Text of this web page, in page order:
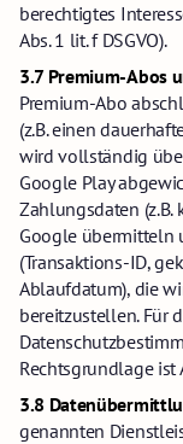
berechtigtes
Abs. 1 lit. f DSGVO).
3.7 Premium-Abos
Premium-Abo
(z.B. einen
wird vollständig
Google Play
Zahlungsdaten (z.B.
Google übermitteln
(Transaktions-ID,
Ablaufdatum), die
bereitzustellen. Für
Rechtsgrundlage ist
3.8
genannten